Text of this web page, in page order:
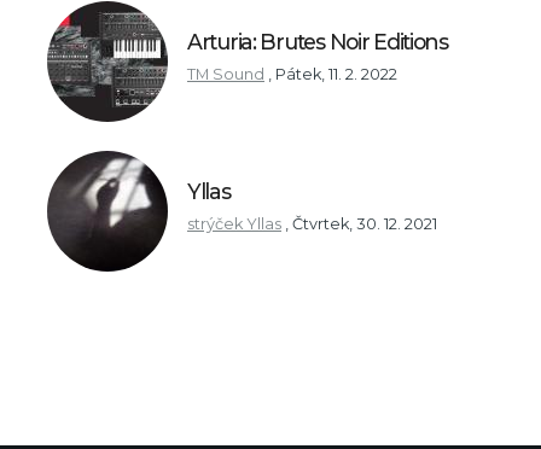
Arturia: Brutes Noir Editions
TM Sound , Pátek, 11. 2. 2022
Yllas
strýček Yllas , Čtvrtek, 30. 12. 2021